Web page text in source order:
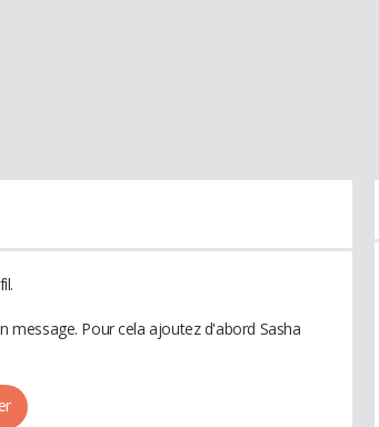
message. Pour cela ajoutez d'abord Sasha